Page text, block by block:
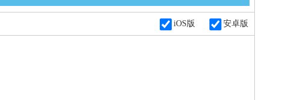
iOS版 安卓版